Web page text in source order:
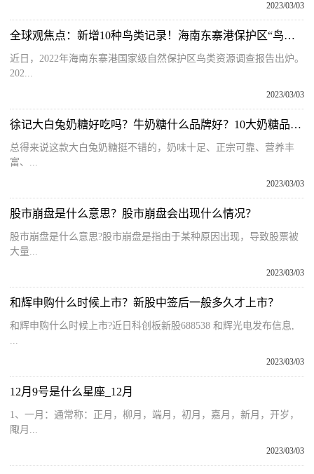
2023/03/03
全球观焦点：新增10种鸟类记录！海南东寨港保护区“鸟类户口簿”添丁
近日，2022年海南东寨港国家级自然保护区鸟类资源调查报告出炉。
202...
2023/03/03
徐记大白兔奶糖好吃吗？牛奶糖什么品牌好？10大奶糖品牌排行榜
总得来说这款大白兔奶糖挺不错的，奶味十足、正宗可靠、营养丰
富、...
2023/03/03
股市崩盘是什么意思？股市崩盘会出现什么情况？
股市崩盘是什么意思?股市崩盘是指由于某种原因出现，导致股票被
大量...
2023/03/03
和辉申购什么时候上市？新股中签后一般多久才上市？
和辉申购什么时候上市?近日科创板新股688538 和辉光电发布信息,
...
2023/03/03
12月9号是什么星座_12月
1、一月：通常称：正月，柳月，端月，初月，嘉月，新月，开岁，
陬月...
2023/03/03